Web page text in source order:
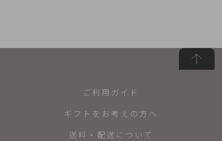
ご利用ガイド
ギフトをお考えの方へ
送料・配送について